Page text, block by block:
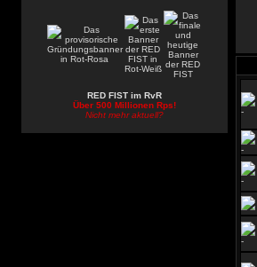
RED FIST im RvR
Über 500 Millionen Rps!
Nicht mehr aktuell?